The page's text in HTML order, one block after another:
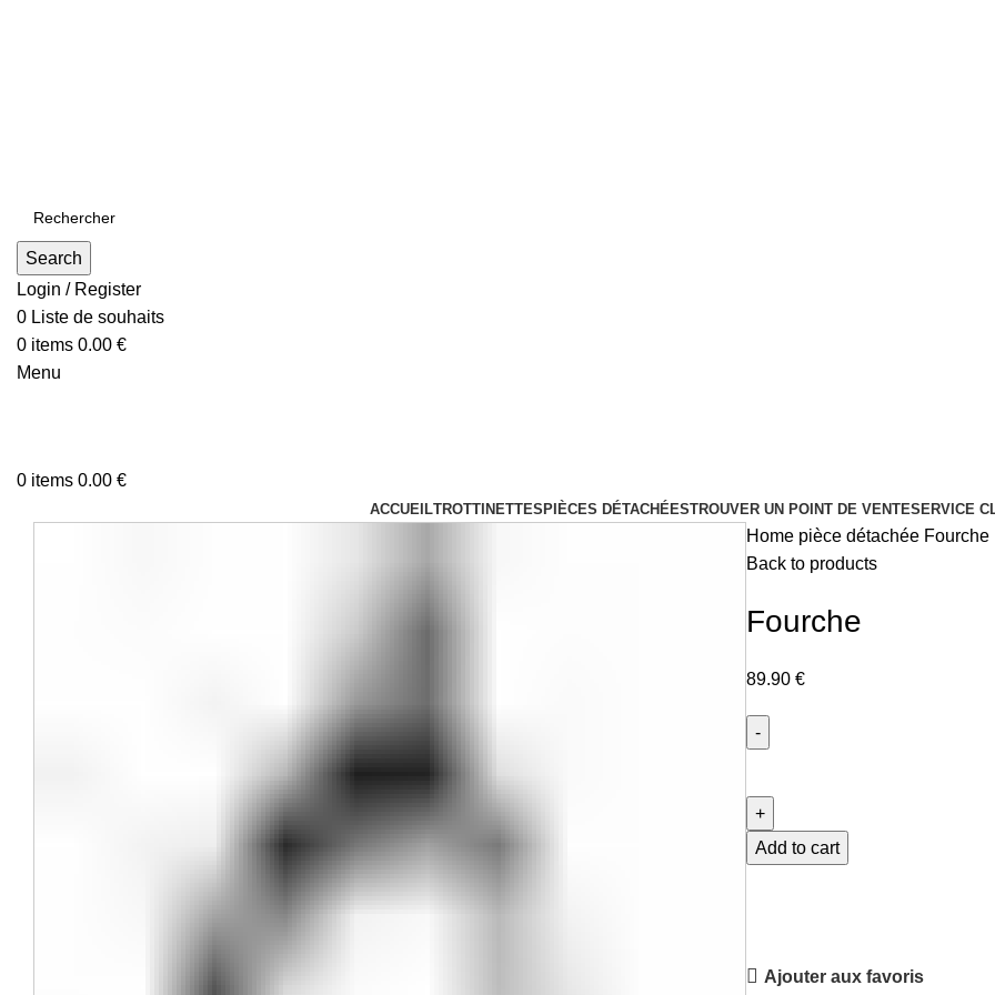
Search
Login / Register
0 Liste de souhaits
0 items 0.00 €
Menu
0 items 0.00 €
ACCUEILTROTTINETTESPIÈCES DÉTACHÉESTROUVER UN POINT DE VENTESERVICE
Home pièce détachée Fourche
Back to products
Fourche
89.90 €
Add to cart
Ajouter aux favoris